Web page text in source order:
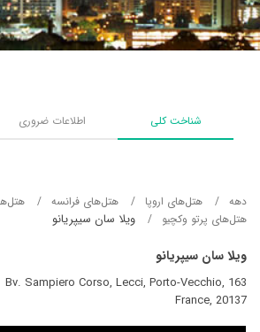
شناخت کلی اطلاعات ضروری
دهه هتل‌های اروپا هتل‌های فرانسه
هتل‌های پرتو وکچیو
ویلا سان سیپریانو
ویلا سان سیپریانو
163 Bv. Sampiero Corso, Lecci, Porto-Vecchio,
France, 20137